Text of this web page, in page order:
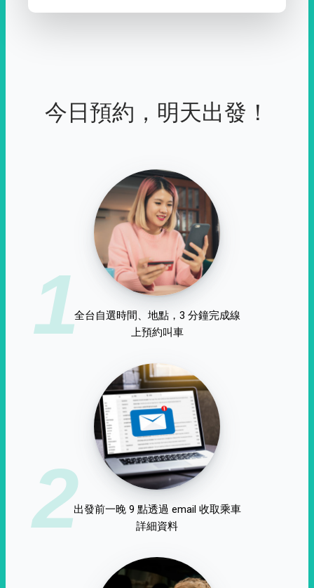
今日預約，明天出發！
1全台自選時間、地點，3 分鐘完成線
上預約叫車
2出發前一晚 9 點透過 email 收取乘車
詳細資料